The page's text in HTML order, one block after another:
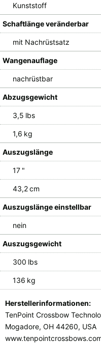
Kunststoff
Schaftlänge veränderbar
mit Nachrüstsatz
Wangenauflage
nachrüstbar
Abzugsgewicht
3,5 lbs
1,6 kg
Auszugslänge
17 "
43,2 cm
Auszugslänge einstellbar
nein
Auszugsgewicht
300 lbs
136 kg
Herstellerinformationen:
TenPoint Crossbow
Mogadore, OH 44260, USA